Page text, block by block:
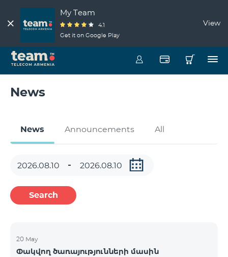
My Team
4.1
Get it on Google Play
View
News
News Announcements All
Search
20 May
Փակվող ծառայությունների մասին